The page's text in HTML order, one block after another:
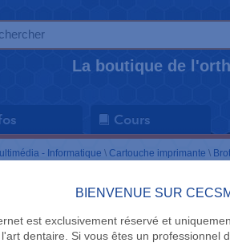
La boutique de
Cours
BIENVENUE SUR
est exclusivement réservé et
l'art dentaire. Si vous êtes un professionnel
- Informatique \ Cartouche imprimante \